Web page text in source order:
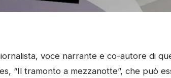
voce narrante e co-autore di
“Il tramonto a mezzanotte”, che può